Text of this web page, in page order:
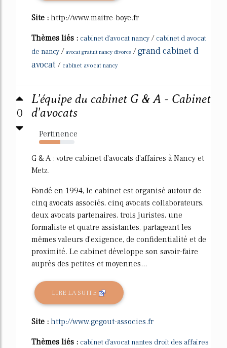
Site : http://www.maitre-boye.fr
Thèmes liés : cabinet d'avocat nancy / cabinet d avocat
de nancy / avocat gratuit nancy divorce /grand cabinet d
avocat / cabinet avocat nancy
0
L'équipe du cabinet G & A - Cabinet
d'avocats
Pertinence
60%
G & A : votre cabinet d'avocats d'affaires à Nancy et
Metz.
Fondé en 1994, le cabinet est organisé autour de
cinq avocats associés, cinq avocats collaborateurs,
deux avocats partenaires, trois juristes, une
formaliste et quatre assistantes, partageant les
mêmes valeurs d'exigence, de confidentialité et de
proximité. Le cabinet développe son savoir-faire
auprès des petites et moyennes...
LIRE LA SUITE
Site : http://www.gegout-associes.fr
Thèmes liés : cabinet d'avocat nantes droit des affaires